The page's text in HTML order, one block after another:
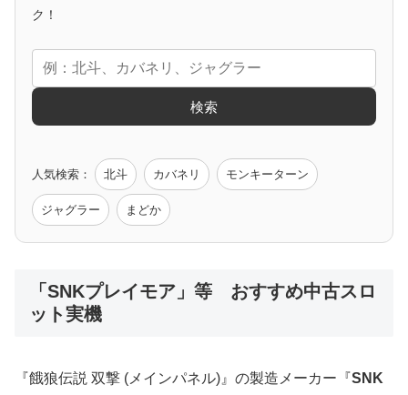
アニメタイアップ
エヴァ コードギアス 化物語 炎炎ノ消防隊
モンハン バイオ ペルソナ
値下げ台 ディスクアップ
ク！
検索
人気検索： 北斗 カバネリ モンキーターン
ジャグラー まどか
「SNKプレイモア」等 おすすめ中古スロ
ット実機
『餓狼伝説 双撃 (メインパネル)』の製造メーカー『SNK